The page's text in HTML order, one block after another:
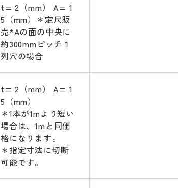
t= 2（mm） A= 1
5（mm）＊定尺販
売*Aの面の中央に
約300mmピッチ１
列穴の場合
t= 2（mm） A= 1
5（mm）
＊1本が1mより短い
場合は、1mと同価
格になります。
＊指定寸法に切断
可能です。